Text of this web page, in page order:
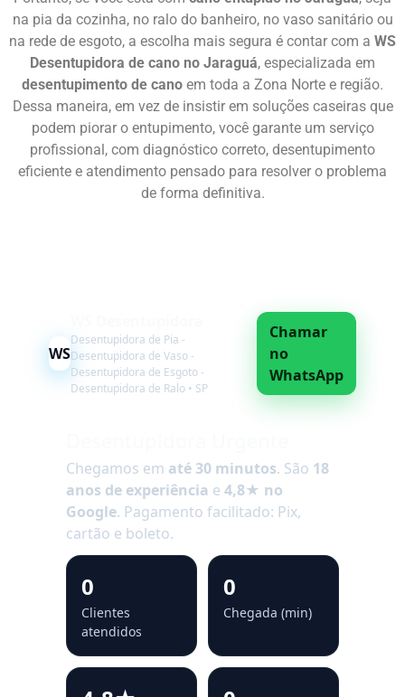
na pia da cozinha, no ralo do banheiro, no vaso sanitário ou
na rede de esgoto, a escolha mais segura é contar com a WS
Desentupidora de cano no Jaraguá, especializada em
desentupimento de cano em toda a Zona Norte e região.
Dessa maneira, em vez de insistir em soluções caseiras que
podem piorar o entupimento, você garante um serviço
profissional, com diagnóstico correto, desentupimento
eficiente e atendimento pensado para resolver o problema
de forma definitiva.
WS
Desentupidora de Pia -
Desentupidora de Vaso -
Desentupidora de Esgoto -
Desentupidora de Ralo • SP
Chamar
no
WhatsApp
Chegamos em até 30 minutos. São 18
anos de experiência e 4,8★ no
Google. Pagamento facilitado: Pix,
cartão e boleto.
0
Clientes
atendidos
0
Chegada (min)